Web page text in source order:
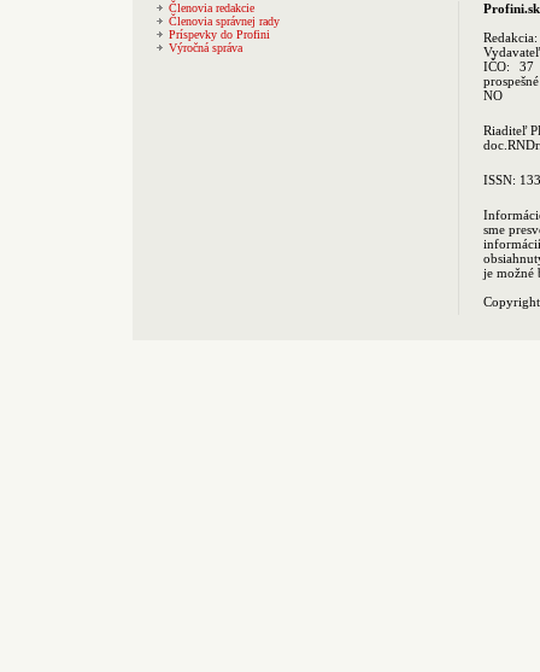
Členovia redakcie
Členovia správnej rady
Príspevky do Profini
Výročná správa
Profini.sk
Redakcia:
IČO: 37
NO
Riaditeľ
ISSN:
sme
je možné